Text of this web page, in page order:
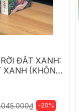
ĐẤT XANH:
XANH (KHÔNG
-20%